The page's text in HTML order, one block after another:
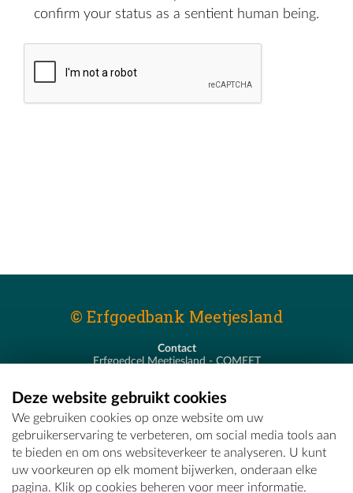
confirm your status as a sentient human being.
© Erfgoedbank Meetjesland
Contact
Erfgoedcel Meetjesland - COMEET
T - 09 373 75 96
E -erfgoedcel@comeet.be
Deze website gebruikt cookies
We gebruiken cookies op onze website om uw
gebruikerservaring te verbeteren, om social media tools aan
te bieden en om ons websiteverkeer te analyseren. U kunt
uw voorkeuren op elk moment bijwerken, onderaan elke
pagina. Klik op cookies beheren voor meer informatie.